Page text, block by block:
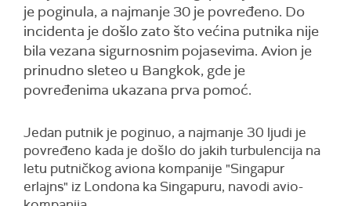
je poginula, a najmanje 30 je povređeno. Do
incidenta je došlo zato što većina putnika nije
bila vezana sigurnosnim pojasevima. Avion je
prinudno sleteo u Bangkok, gde je
povređenima ukazana prva pomoć.
Jedan putnik je poginuo, a najmanje 30 ljudi je
povređeno kada je došlo do jakih turbulencija na
letu putničkog aviona kompanije "Singapur
erlajns" iz Londona ka Singapuru, navodi avio-